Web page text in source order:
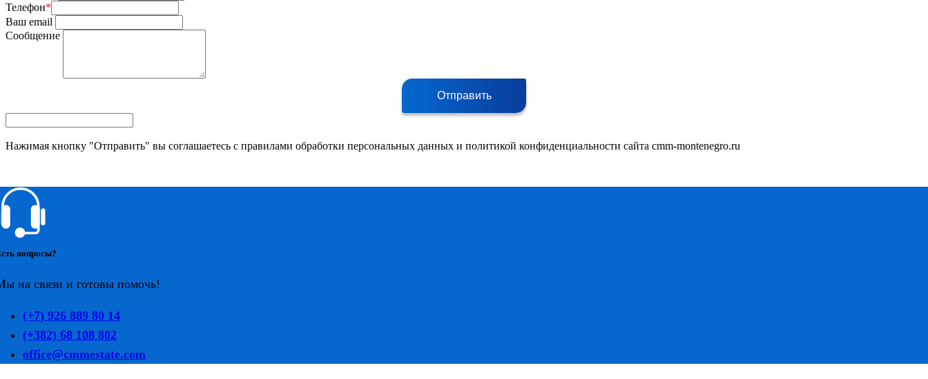
Телефон*
Ваш email
Сообщение
Отправить
Нажимая кнопку "Отправить" вы соглашаетесь с правилами обработки персональных данных и политикой конфиденциальности сайта cmm-montenegro.ru
вопросы?
на связи и готовы помочь!
(+7) 926 889 80 14
(+382) 68 108 802
office@cmmestate.com